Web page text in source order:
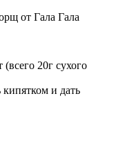
от Гала Гала
20г сухого
кипятком и дать